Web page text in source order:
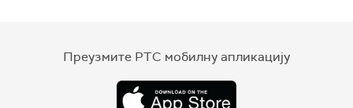
Преузмите РТС мобилну апликацију